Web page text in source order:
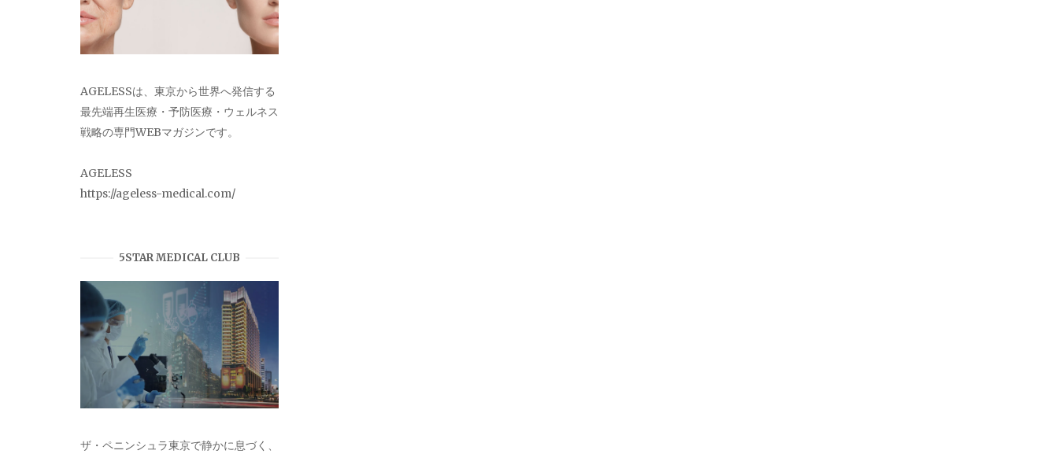
AGELESSは、東京から世界へ発信する
最先端再生医療・予防医療・ウェルネス
戦略の専門WEBマガジンです。
AGELESS
https://ageless-medical.com/
5STAR MEDICAL CLUB
ザ・ペニンシュラ東京で静かに息づく、